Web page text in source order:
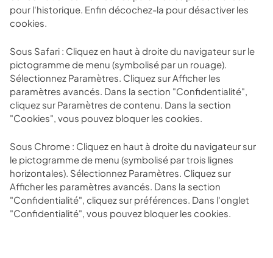
pour l'historique. Enfin décochez-la pour désactiver les
cookies.
Sous Safari : Cliquez en haut à droite du navigateur sur le
pictogramme de menu (symbolisé par un rouage).
Sélectionnez Paramètres. Cliquez sur Afficher les
paramètres avancés. Dans la section "Confidentialité",
cliquez sur Paramètres de contenu. Dans la section
"Cookies", vous pouvez bloquer les cookies.
Sous Chrome : Cliquez en haut à droite du navigateur sur
le pictogramme de menu (symbolisé par trois lignes
horizontales). Sélectionnez Paramètres. Cliquez sur
Afficher les paramètres avancés. Dans la section
"Confidentialité", cliquez sur préférences. Dans l'onglet
"Confidentialité", vous pouvez bloquer les cookies.